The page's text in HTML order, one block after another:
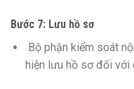
Bước 7: Lưu hồ sơ
Bộ phận kiểm soát
hiện lưu hồ sơ đối với